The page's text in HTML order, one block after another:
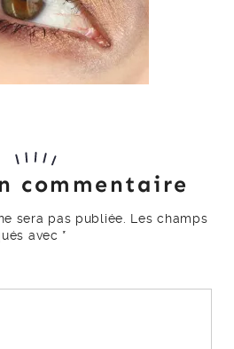
commentaire
sera pas publiée.
Les champs
avec *